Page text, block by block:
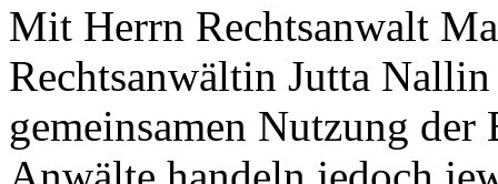
Mit Herrn Rechtsanwalt
Rechtsanwältin Jutta
gemeinsamen Nutzung